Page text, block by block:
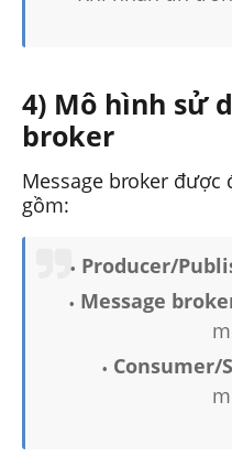
4) Mô hình sử
broker
Message broker được
gồm:
Producer/
Message
Consumer/